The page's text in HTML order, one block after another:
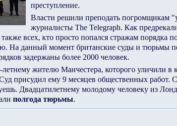
преступление.
Власти решили преподать погромщикам
журналисты The Telegraph. Как
всех, кто просто попался стражам порядка
На данный момент британские суды и тюрьмы
задержаны более 2000 человек.
жителю Манчестера, которого уличили в
присудил ему 9 месяцев общественных работ.
Двадцатилетнему молодому человеку из
полгода тюрьмы.